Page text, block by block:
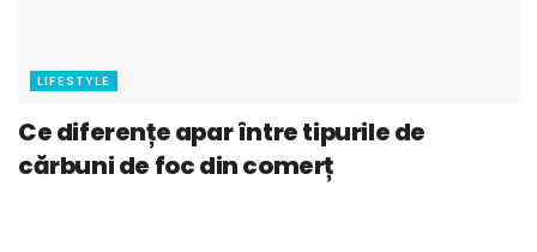
LIFESTYLE
Ce diferențe apar între tipurile de
cărbuni de foc din comerț